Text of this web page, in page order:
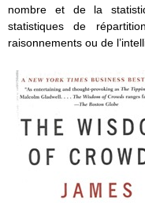
nombre et de la
statistiques de
raisonnements ou de